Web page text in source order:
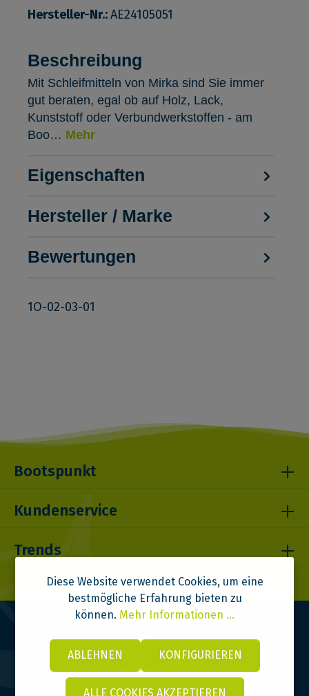
Hersteller-Nr.:AE24105051
Beschreibung
Mit Schleifmitteln von Mirka sind Sie immer
gut beraten, egal ob auf Holz, Lack,
Kunststoff oder Verbundwerkstoffen - am
Boo… Mehr
Eigenschaften
Hersteller / Marke
Bewertungen
1O-02-03-01
Bootspunkt
Kundenservice
Trends
Diese Website verwendet Cookies, um eine
bestmögliche Erfahrung bieten zu
können. Mehr Informationen ...
ABLEHNEN KONFIGURIEREN
ALLE COOKIES AKZEPTIEREN